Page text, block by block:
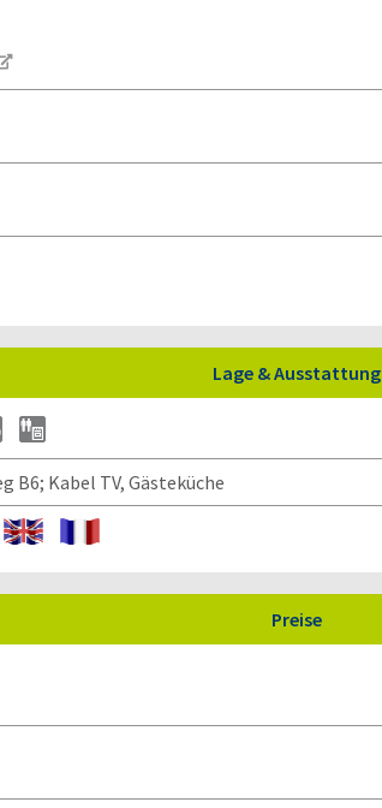
Lage & Ausstattung
B6; Kabel TV, Gästeküche
Preise